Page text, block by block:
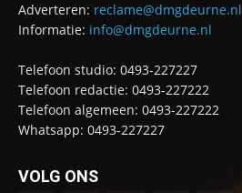
Adverteren: reclame@dmgdeurne.nl
Informatie: info@dmgdeurne.nl
Telefoon studio: 0493-227227
Telefoon redactie: 0493-227222
Telefoon algemeen: 0493-227222
Whatsapp: 0493-227227
VOLG ONS